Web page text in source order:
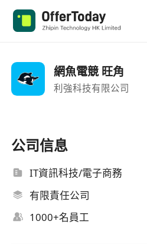
網魚電競 旺角
利強科技有限公司
公司信息
IT資訊科技/電子商務
有限責任公司
1000+名員工